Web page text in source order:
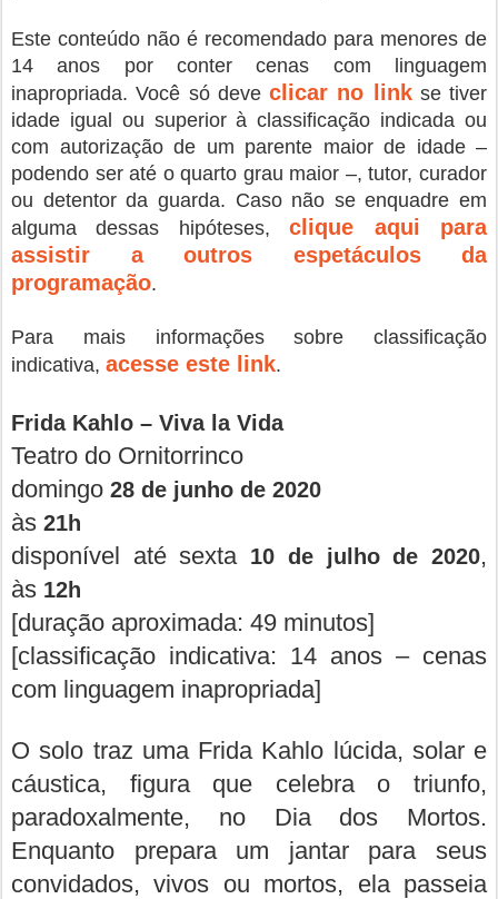
Este conteúdo não é recomendado para menores de
14 anos por conter cenas com linguagem
inapropriada. Você só deve clicar no linkse tiver
idade igual ou superior à classificação indicada ou
com autorização de um parente maior de idade –
podendo ser até o quarto grau maior –, tutor, curador
ou detentor da guarda. Caso não se enquadre em
alguma dessas hipóteses,clique aqui para
assistir a outros espetáculos da
programação.
Para mais informações sobre classificação
indicativa, acesse este link.
Frida Kahlo – Viva la Vida
Teatro do Ornitorrinco
domingo 28 de junho de 2020
às 21h
disponível até sexta 10 de julho de 2020,
às 12h
[duração aproximada: 49 minutos]
[classificação indicativa: 14 anos – cenas
com linguagem inapropriada]
O solo traz uma Frida Kahlo lúcida, solar e
cáustica, figura que celebra o triunfo,
paradoxalmente, no Dia dos Mortos.
Enquanto prepara um jantar para seus
convidados, vivos ou mortos, ela passeia